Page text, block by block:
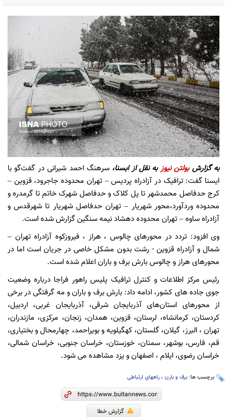
به گزارشبولتن نیوزبه نقل از ابسنا،سرهنگ احمد شیرانی در گفت‌گو با
ایسنا گفت: ترافیک در آزادراه پردیس – تهران محدوده جاجرود، قزوین –
کرج حدفاصل محمدشهر تا پل کلاک و حدفاصل شهرک خاتم تا گرمدره و
محدوده وردآورد،محور شهریار – تهران حدفاصل شهریار تا شهرقدس و
آزادراه ساوه – تهران محدوده دهشاد نیمه سنگین گزارش شده است.
وی افزود: تردد در محورهای چالوس ، هراز ، فیروزکوه آزادراه تهران –
شمال و آزادراه قزوین - رشت بدون مشکل خاصی در جریان است اما در
محورهای هراز و چالوس بارش برف و باران اعلام شده است.
رئیس مرکز اطلاعات و کنترل ترافیک پلیس راهور فراجا درباره وضعیت
جوی جاده های کشور، ادامه داد: بارش برف و باران و مه گرفتگی در برخی
از محورهای استان‌های آذربایجان شرقی، آذربایجان غربی، اردبیل،
کردستان، کرمانشاه، لرستان، قزوین، همدان، زنجان، مرکزی، مازندران،
تهران ، البرز، گیلان، گلستان، کهگیلویه و بویراحمد، چهارمحال و بختیاری،
قم، فارس، بوشهر، سمنان، خوزستان، خراسان جنوبی، خراسان شمالی،
خراسان رضوی، ایلام ، اصفهان و یزد مشاهده می شود.
برچسب ها: برف و بارن ، راههای ارتباطی
گزارش خطا